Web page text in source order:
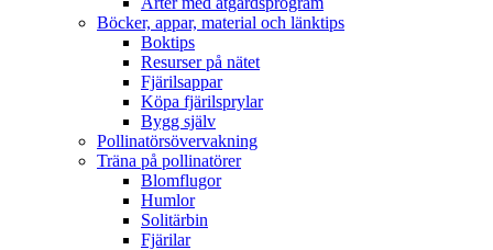
Böcker, appar, material och länktips
Boktips
Resurser på nätet
Fjärilsappar
Köpa fjärilsprylar
Bygg själv
Pollinatörsövervakning
Träna på pollinatörer
Blomflugor
Humlor
Solitärbin
Fjärilar